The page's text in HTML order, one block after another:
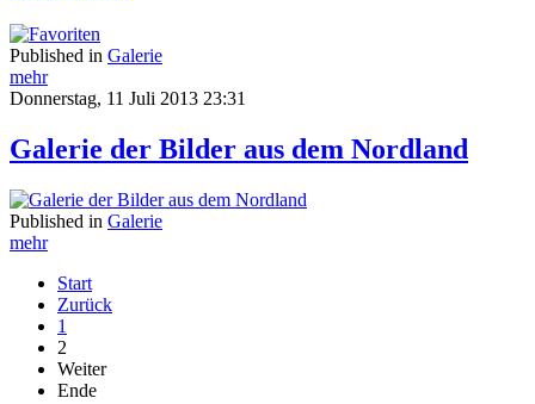
Published in Galerie
mehr
Donnerstag, 11 Juli 2013 23:31
Galerie der Bilder aus dem Nordland
Published in Galerie
mehr
Start
Zurück
1
2
Weiter
Ende